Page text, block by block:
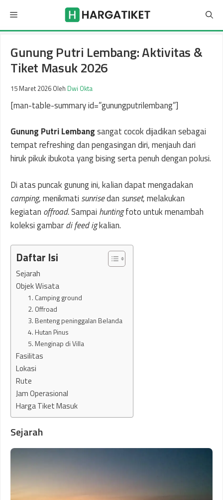
isi
Menu
Gunung Putri Lembang: Aktivitas &
Tiket Masuk 2026
15 Maret 2026 Oleh Dwi Okta
[man-table-summary id=”gunungputrilembang”]
Gunung Putri Lembangsangat cocok dijadikan sebagai
tempat refreshing dan pengasingan diri, menjauh dari
hiruk pikuk ibukota yang bising serta penuh dengan polusi.
Di atas puncak gunung ini, kalian dapat mengadakan
camping, menikmati sunrisedan sunset, melakukan
kegiatan offroad.Sampai huntingfoto untuk menambah
koleksi gambardi feed igkalian.
Daftar Isi
Sejarah
Objek Wisata
1. Camping ground
2. Offroad
3. Benteng peninggalan Belanda
4. Hutan Pinus
5. Menginap di Villa
Fasilitas
Lokasi
Rute
Jam Operasional
Harga Tiket Masuk
Sejarah